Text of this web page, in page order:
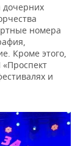
дочерних
номера
Кроме этого,
и